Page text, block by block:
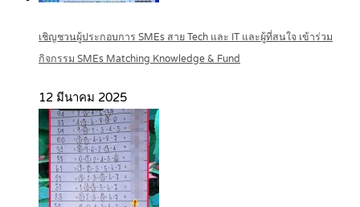
เชิญชวนผู้ประกอบการ SMEs สาย Tech และ IT และผู้ที่สนใจ เข้าร่วม
กิจกรรม SMEs Matching Knowledge & Fund
12 มีนาคม 2025